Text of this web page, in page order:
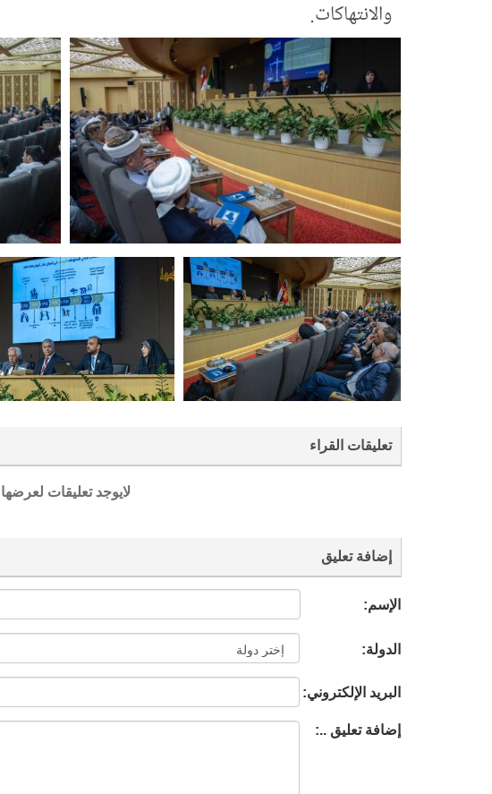
والانتهاكات.
تعليقات القراء
لايوجد تعليقات لعرضها
إضافة تعليق
الإسم:
الدولة:
البريد الإلكتروني:
إضافة تعليق ..: